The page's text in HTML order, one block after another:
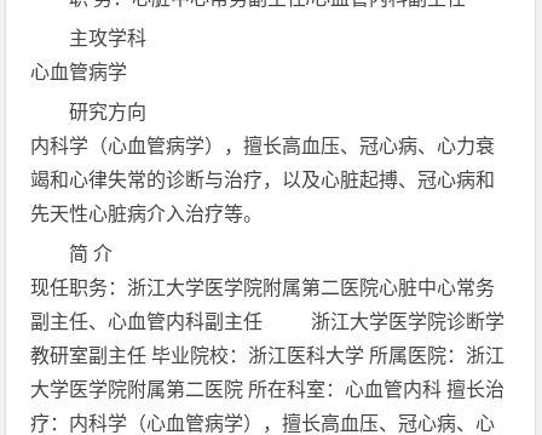
主攻学科
心血管病学
研究方向
内科学（心血管病学），擅长高血压、冠心病、心力衰
竭和心律失常的诊断与治疗，以及心脏起搏、冠心病和
先天性心脏病介入治疗等。
简 介
现任职务：浙江大学医学院附属第二医院心脏中心常务
副主任、心血管内科副主任 浙江大学医学院诊断学
教研室副主任 毕业院校：浙江医科大学 所属医院：浙江
大学医学院附属第二医院 所在科室：心血管内科 擅长治
疗：内科学（心血管病学），擅长高血压、冠心病、心